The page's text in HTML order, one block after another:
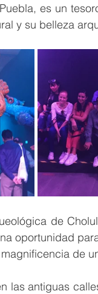
es un
y su belleza
de
oportunidad
de
las antiguas